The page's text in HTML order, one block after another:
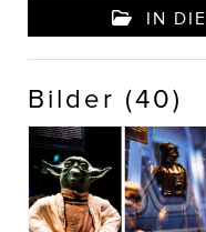
IN
Bilder (40)